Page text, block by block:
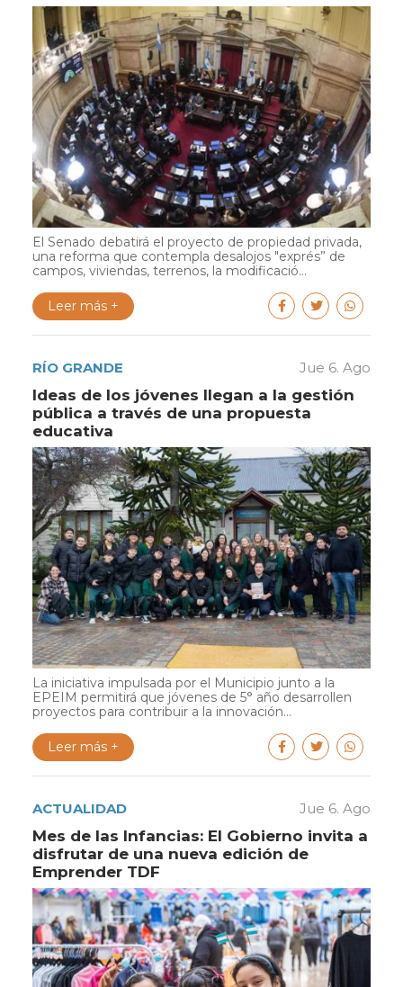
El Senado debatirá el proyecto de propiedad privada,
una reforma que contempla desalojos "exprés” de
campos, viviendas, terrenos, la modificació...
Leer más +
RÍO GRANDE Jue 6. Ago
Ideas de los jóvenes llegan a la gestión
pública a través de una propuesta
educativa
La iniciativa impulsada por el Municipio junto a la
EPEIM permitirá que jóvenes de 5° año desarrollen
proyectos para contribuir a la innovación...
Leer más +
ACTUALIDAD Jue 6. Ago
Mes de las Infancias: El Gobierno invita a
disfrutar de una nueva edición de
Emprender TDF